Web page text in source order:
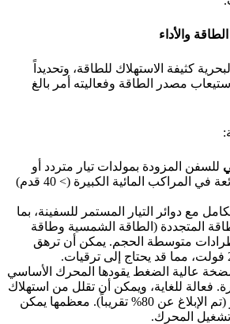
والأداء
كثيفة الاستهلاك للطاقة، وتحديداً
مصدر الطاقة وفعاليته أمر بالغ
للسفن المزودة بمولدات تيار متردد أو
محولات كبيرة. شائعة في المراكب المائية الكبيرة (> 40 قدم)
مع دوائر التيار المستمر للسفينة، بما
المتجددة (الطاقة الشمسية وطاقة
متوسطة الحجم. يمكن أن ترهق
عالية الضغط يقودها المحرك الأساسي
فعالة للغاية، ويمكن أن تقلل من استهلاك
الطاقة بشكل كبير (تم الإبلاغ عن 80% تقريباً). معظمها يمكن
تشغيل المحرك.